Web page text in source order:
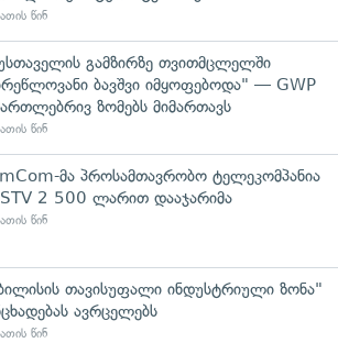
წინ
გამზირზე თვითმცლელში
ბავშვი იმყოფებოდა" — GWP
ზომებს მიმართავს
წინ
მა პროსამთავრობო ტელეკომპანია
2 500 ლარით დააჯარიმა
წინ
თავისუფალი ინდუსტრიული ზონა"
ავრცელებს
წინ